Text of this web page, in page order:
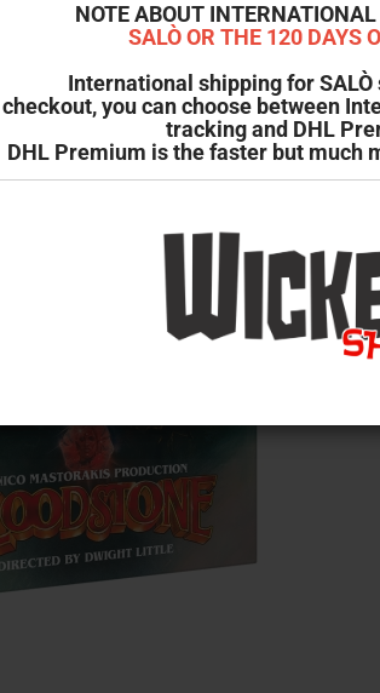
NOTE ABOUT
SALÒ OR THE 120 DAYS
International shipping for
you can choose between
tracking and DHL
DHL Premium is the faster but much